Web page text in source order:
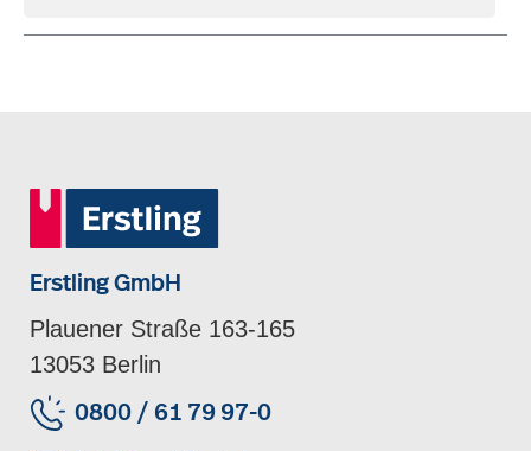
Erstling GmbH
Plauener Straße 163-165
13053 Berlin
0800 / 61 79 97-0